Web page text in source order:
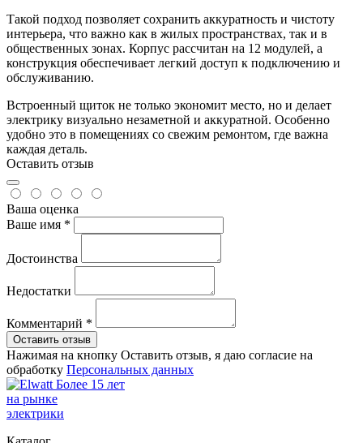
Такой подход позволяет сохранить аккуратность и чистоту
интерьера, что важно как в жилых пространствах, так и в
общественных зонах. Корпус рассчитан на 12 модулей, а
конструкция обеспечивает легкий доступ к подключению и
обслуживанию.
Встроенный щиток не только экономит место, но и делает
электрику визуально незаметной и аккуратной. Особенно
удобно это в помещениях со свежим ремонтом, где важна
каждая деталь.
Оставить отзыв
Ваша оценка
Ваше имя *
Достоинства
Недостатки
Комментарий *
Оставить отзыв
Нажимая на кнопку Оставить отзыв, я даю согласие на
обработку Персональных данных
Более 15 лет
на рынке
электрики